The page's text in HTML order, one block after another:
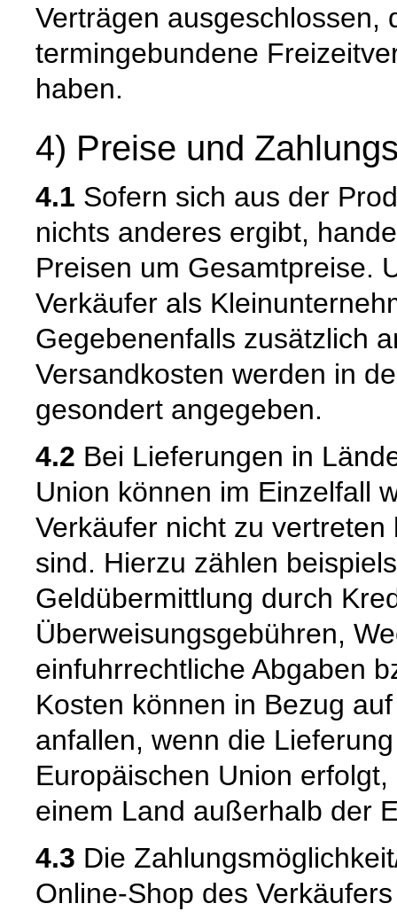
Verträgen ausgeschlossen,
termingebundene
haben.
4) Preise und
4.1 Sofern sich aus der
nichts anderes ergibt,
Preisen um Gesamtpreise.
Verkäufer als
Gegebenenfalls zusätzlich
Versandkosten werden in
gesondert angegeben.
4.2 Bei Lieferungen in
Union können im Einzelfall
Verkäufer nicht zu
sind. Hierzu zählen
Geldübermittlung durch
Überweisungsgebühren,
einfuhrrechtliche Abgaben
Kosten können in Bezug
anfallen, wenn die
Europäischen Union
einem Land außerhalb der
4.3 Die
Online-Shop des